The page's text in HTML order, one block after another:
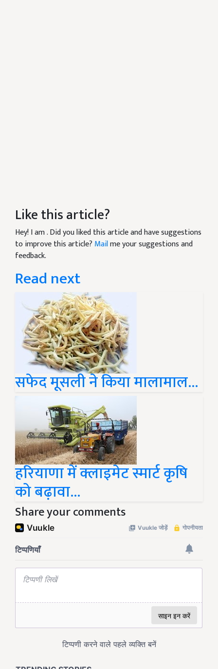
Like this article?
Hey! I am. Did you liked this article and have suggestions
to improve this article? Mailme your suggestions and
feedback.
Read next
सफेद मूसली ने किया मालामाल...
हरियाणा में क्लाइमेट स्मार्ट कृषि
को बढ़ावा...
Share your comments